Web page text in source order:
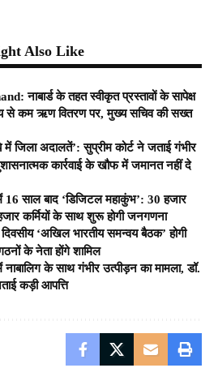
Also Like
नाबार्ड के तहत स्वीकृत प्रस्तावों के सापेक्ष
से कम ऋण वितरण पर, मुख्य सचिव की सख्त
जिला अदालतें’: सुप्रीम कोर्ट ने जताई गंभीर
कार्रवाई के खौफ में जमानत नहीं दे
16 साल बाद ‘डिजिटल महाकुंभ’: 30 हजार
कर्मियों के साथ शुरू होगी जनगणना
‘अखिल भारतीय समन्वय बैठक’ होगी
के नेता होंगे शामिल
नाबालिग के साथ गंभीर उत्पीड़न का मामला, डॉ.
कड़ी आपत्ति